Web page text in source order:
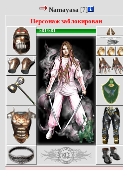
Namayasa[7]
Персонаж заблокирован
581/581